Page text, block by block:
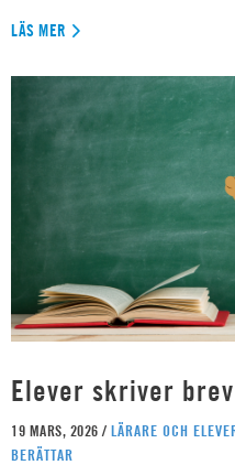
LÄS MER
Elever skriver
19 MARS, 2026 / LÄRARE OCH
BERÄTTAR